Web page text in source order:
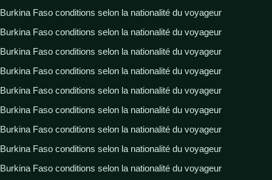
Burkina Faso conditions selon la nationalité du voyageur
Burkina Faso conditions selon la nationalité du voyageur
Burkina Faso conditions selon la nationalité du voyageur
Burkina Faso conditions selon la nationalité du voyageur
Burkina Faso conditions selon la nationalité du voyageur
Burkina Faso conditions selon la nationalité du voyageur
Burkina Faso conditions selon la nationalité du voyageur
Burkina Faso conditions selon la nationalité du voyageur
Burkina Faso conditions selon la nationalité du voyageur